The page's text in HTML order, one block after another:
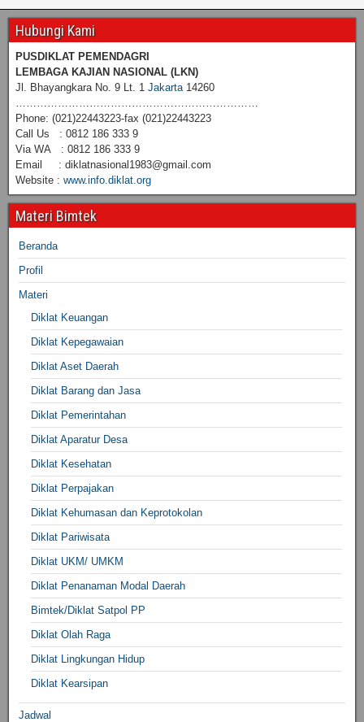
Hubungi Kami
PUSDIKLAT PEMENDAGRI
LEMBAGA KAJIAN NASIONAL (LKN)
Jl. Bhayangkara No. 9 Lt. 1 Jakarta14260
……………………………………………………………
Phone: (021)22443223-fax (021)22443223
Call Us : 0812 186 333 9
Via WA : 0812 186 333 9
Email : diklatnasional1983@gmail.com
Website : www.info.diklat.org
Materi Bimtek
Beranda
Profil
Materi
Diklat Keuangan
Diklat Kepegawaian
Diklat Aset Daerah
Diklat Barang dan Jasa
Diklat Pemerintahan
Diklat Aparatur Desa
Diklat Kesehatan
Diklat Perpajakan
Diklat Kehumasan dan Keprotokolan
Diklat Pariwisata
Diklat UKM/ UMKM
Diklat Penanaman Modal Daerah
Bimtek/Diklat Satpol PP
Diklat Olah Raga
Diklat Lingkungan Hidup
Diklat Kearsipan
Jadwal